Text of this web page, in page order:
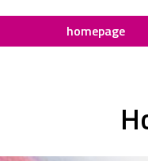
homepage